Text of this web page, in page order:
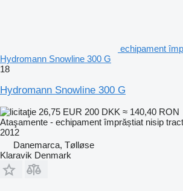
echipament
Hydromann Snowline 300 G
18
Hydromann Snowline 300 G
26,75 EUR 200 DKK ≈ 140,40 RON
Ataşamente - echipament împrăștiat nisip
2012
Danemarca, Tølløse
Klaravik Denmark